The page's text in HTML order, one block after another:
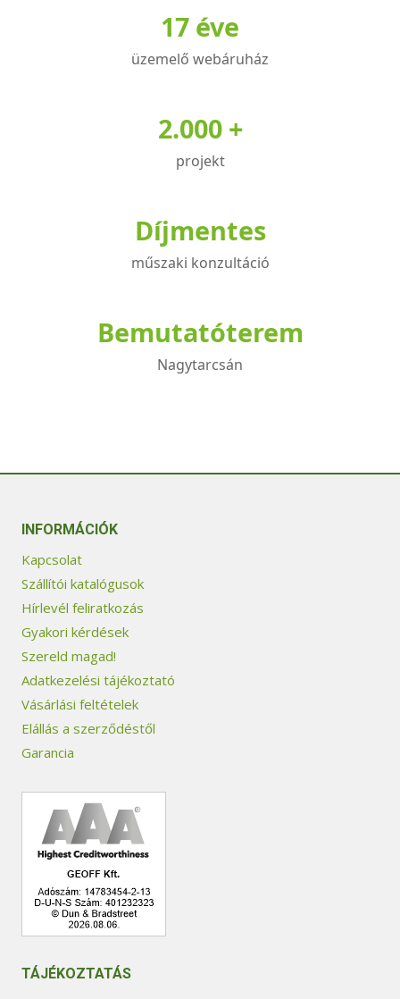
17 éve
üzemelő webáruház
2.000 +
projekt
Díjmentes
műszaki konzultáció
Bemutatóterem
Nagytarcsán
INFORMÁCIÓK
Kapcsolat
Szállítói katalógusok
Hírlevél feliratkozás
Gyakori kérdések
Szereld magad!
Adatkezelési tájékoztató
Vásárlási feltételek
Elállás a szerződéstől
Garancia
TÁJÉKOZTATÁS